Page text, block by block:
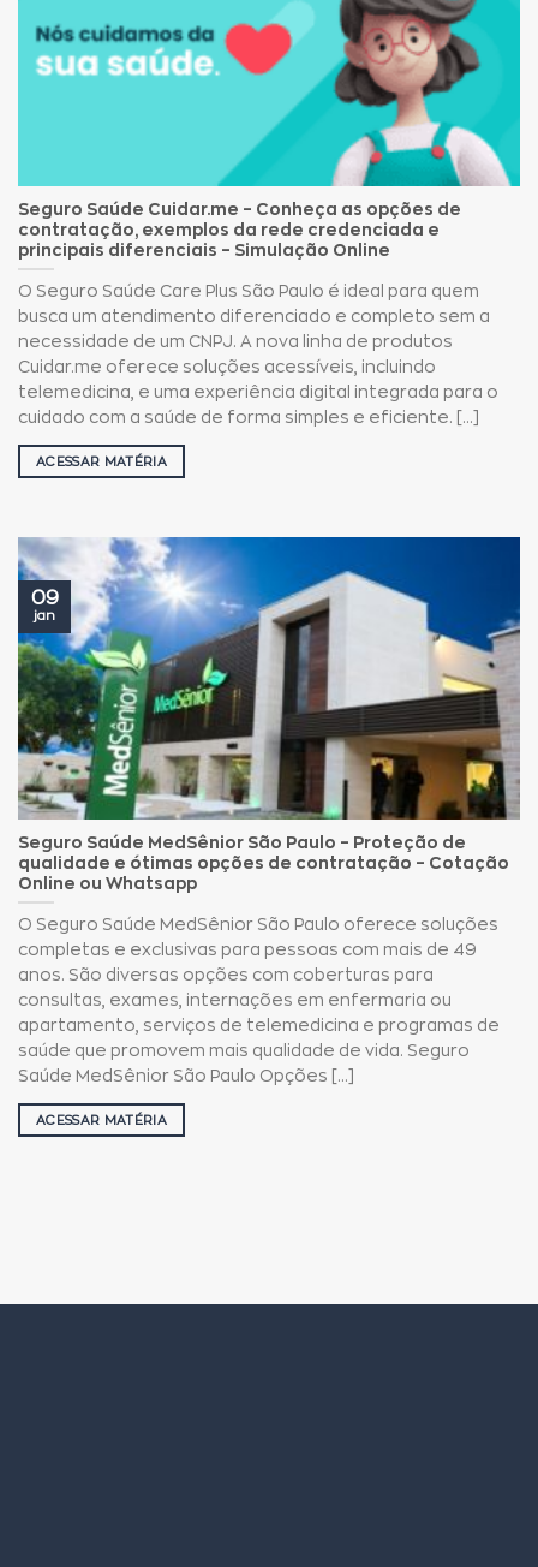
Seguro Saúde Cuidar.me – Conheça as opções de
contratação, exemplos da rede credenciada e
principais diferenciais – Simulação Online
O Seguro Saúde Care Plus São Paulo é ideal para quem
busca um atendimento diferenciado e completo sem a
necessidade de um CNPJ. A nova linha de produtos
Cuidar.me oferece soluções acessíveis, incluindo
telemedicina, e uma experiência digital integrada para o
cuidado com a saúde de forma simples e eficiente. [...]
ACESSAR MATÉRIA
Seguro Saúde MedSênior São Paulo – Proteção de
qualidade e ótimas opções de contratação – Cotação
Online ou Whatsapp
O Seguro Saúde MedSênior São Paulo oferece soluções
completas e exclusivas para pessoas com mais de 49
anos. São diversas opções com coberturas para
consultas, exames, internações em enfermaria ou
apartamento, serviços de telemedicina e programas de
saúde que promovem mais qualidade de vida. Seguro
Saúde MedSênior São Paulo Opções [...]
ACESSAR MATÉRIA
09
jan